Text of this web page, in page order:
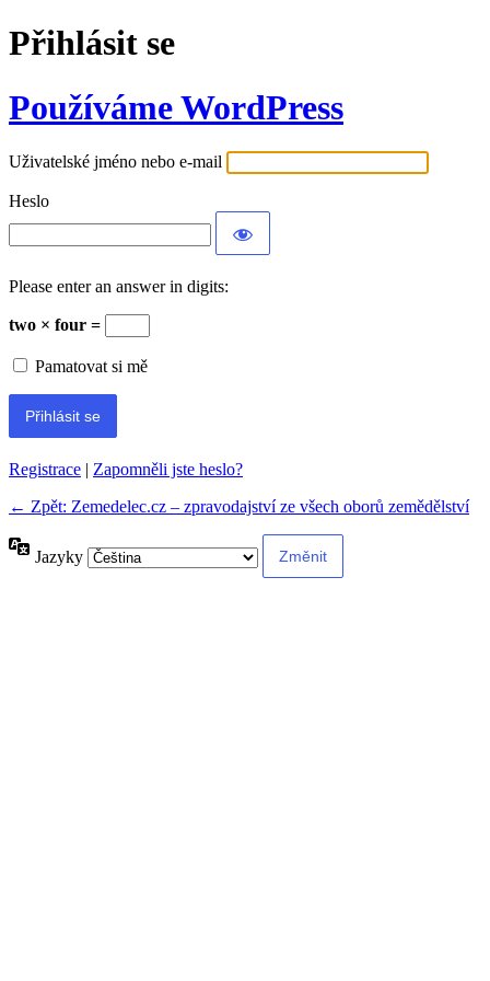
Přihlásit se
Používáme WordPress
Uživatelské jméno nebo e-mail
Heslo
Please enter an answer in digits:
two × four =
Pamatovat si mě
Registrace | Zapomněli jste heslo?
← Zpět: Zemedelec.cz – zpravodajství ze všech oborů zemědělství
Jazyky